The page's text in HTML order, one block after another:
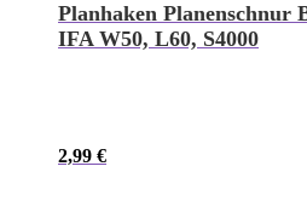
Planhaken Planenschnur
IFA W50, L60, S4000
2,99 €